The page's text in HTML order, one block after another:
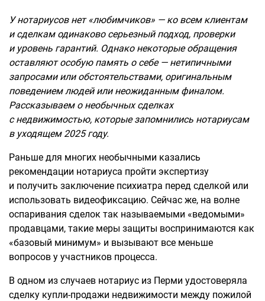
У нотариусов нет «любимчиков» — ко всем клиентам
и сделкам одинаково серьезный подход, проверки
и уровень гарантий. Однако некоторые обращения
оставляют особую память о себе — нетипичными
запросами или обстоятельствами, оригинальным
поведением людей или неожиданным финалом.
Рассказываем о необычных сделках
с недвижимостью, которые запомнились нотариусам
в уходящем 2025 году.
Раньше для многих необычными казались
рекомендации нотариуса пройти экспертизу
и получить заключение психиатра перед сделкой или
использовать видеофиксацию. Сейчас же, на волне
оспаривания сделок так называемыми «ведомыми»
продавцами, такие меры защиты воспринимаются как
«базовый минимум» и вызывают все меньше
вопросов у участников процесса.
В одном из случаев нотариус из Перми удостоверяла
сделку купли-продажи недвижимости между пожилой